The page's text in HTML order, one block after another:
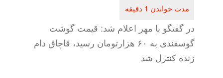
با مهر اعلام شد: قیمت گوشت
گوسفندی به ۶۰ هزارتومان رسید، قاچاق دام
كنترل شد